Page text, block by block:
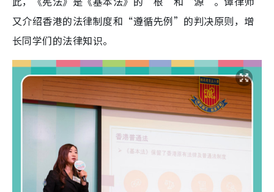
又介绍香港的法律制度和“遵循先例”的判决原则，增
长同学们的法律知识。